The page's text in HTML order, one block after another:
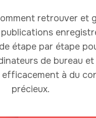
retrouver et
étape par étape
de bureau et
à du
précieux.